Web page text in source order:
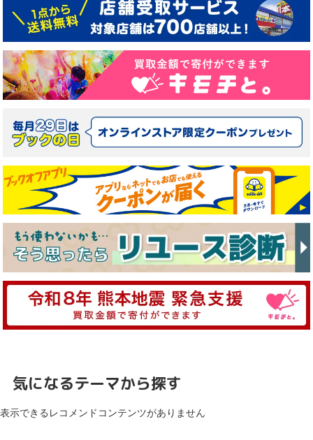
気になるテーマから探す
表示できるレコメンドコンテンツがありません